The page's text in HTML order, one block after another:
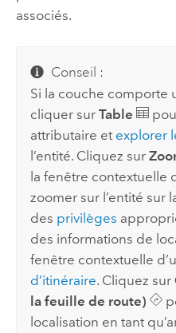
associés.
Conseil :
Si la couche comporte
cliquer surTable
attributaire et explorer
l’entité. Cliquez sur
la fenêtre contextuelle
zoomer sur l’entité sur
des privilèges
des informations de
fenêtre contextuelle
d’itinéraire. Cliquez sur
la feuille de route)
localisation en tant